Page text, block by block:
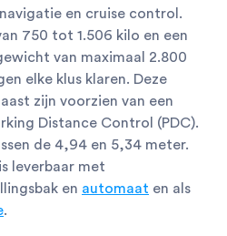
en cruise control.
750 tot 1.506 kilo en een
van maximaal 2.800
elke klus klaren. Deze
zijn voorzien van een
Distance Control (PDC).
de 4,94 en 5,34 meter.
leverbaar met
en automaat en als
.